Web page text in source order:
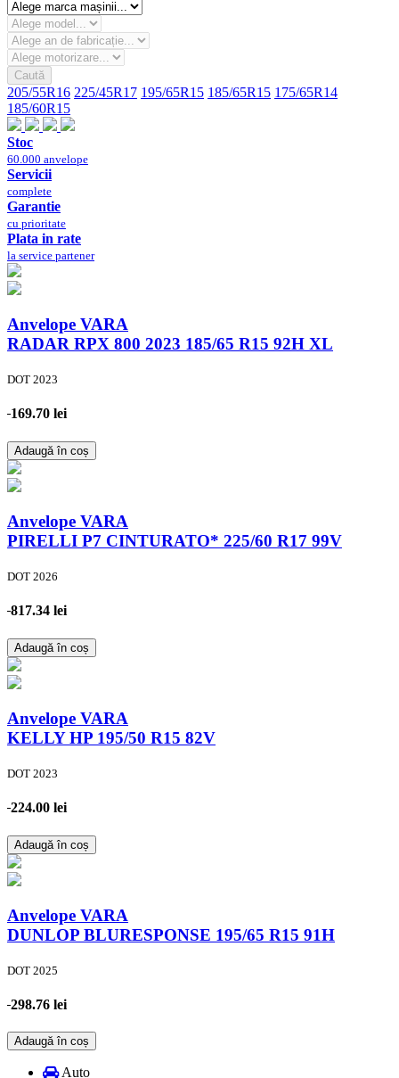
Caută
205/55R16 225/45R17 195/65R15 185/65R15 175/65R14
185/60R15
Stoc
60.000 anvelope
Servicii
complete
Garantie
cu prioritate
Plata in rate
la service partener
Anvelope VARA
RADAR RPX 800 2023 185/65 R15 92H XL
DOT 2023
169.70 lei
Adaugă în coș
Anvelope VARA
PIRELLI P7 CINTURATO* 225/60 R17 99V
DOT 2026
817.34 lei
Adaugă în coș
Anvelope VARA
KELLY HP 195/50 R15 82V
DOT 2023
224.00 lei
Adaugă în coș
Anvelope VARA
DUNLOP BLURESPONSE 195/65 R15 91H
DOT 2025
298.76 lei
Adaugă în coș
Auto